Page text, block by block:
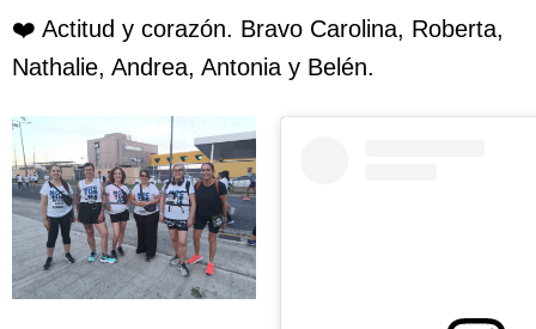
❤️ Actitud y corazón. Bravo Carolina, Roberta,
Nathalie, Andrea, Antonia y Belén.